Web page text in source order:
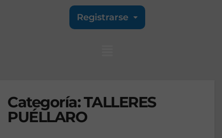
Registrarse
Categoría:TALLERES
PUÉLLARO